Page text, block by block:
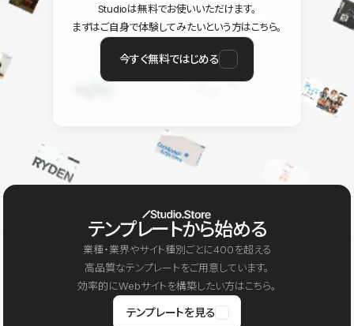
Studioは無料でお使いいただけます。
まずはご自身で体験してみたいという方はこちら。
今すぐ無料ではじめる
テンプレートから始める
業種・業界やサイト種別ごとに400を超える
高品質なテンプレートをご用意しています。
効率的にWebサイトを構築したい方はこちら。
テンプレートを見る